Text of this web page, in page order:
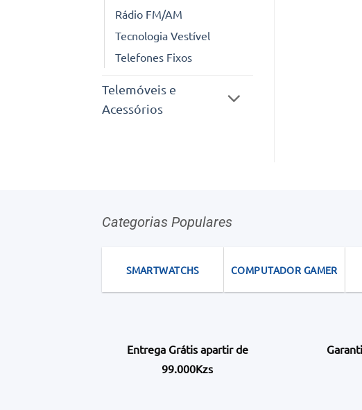
Rádio FM/AM
Tecnologia Vestível
Telefones Fixos
Telemóveis e
Acessórios
Categorias Populares
SMARTWATCHS COMPUTADOR GAMER
Entrega Grátis apartir de
99.000Kzs